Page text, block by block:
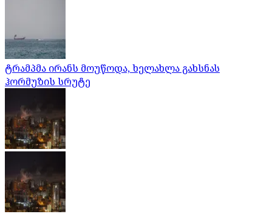
ტრამპმა ირანს მოუწოდა, ხელახლა გახსნას
ჰორმუზის სრუტე